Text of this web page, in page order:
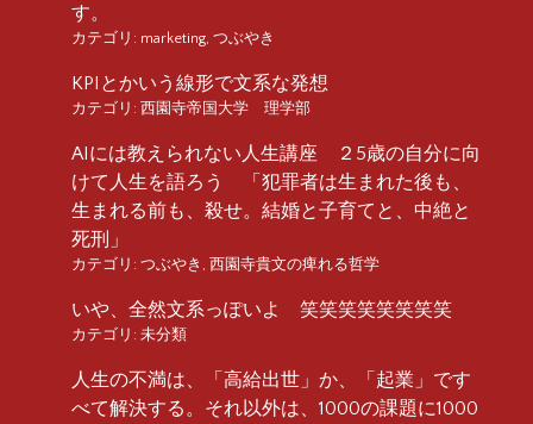
す。
カテゴリ: marketing つぶやき
KPIとかいう線形で文系な発想
カテゴリ: 西園寺帝国大学 理学部
AIには教えられない人生講座 ２5歳の自分に向
けて人生を語ろう 「犯罪者は生まれた後も、
生まれる前も、殺せ。結婚と子育てと、中絶と
死刑」
カテゴリ: つぶやき 西園寺貴文の痺れる哲学
いや、全然文系っぽいよ 笑笑笑笑笑笑笑笑
カテゴリ: 未分類
人生の不満は、「高給出世」か、「起業」です
べて解決する。それ以外は、1000の課題に1000